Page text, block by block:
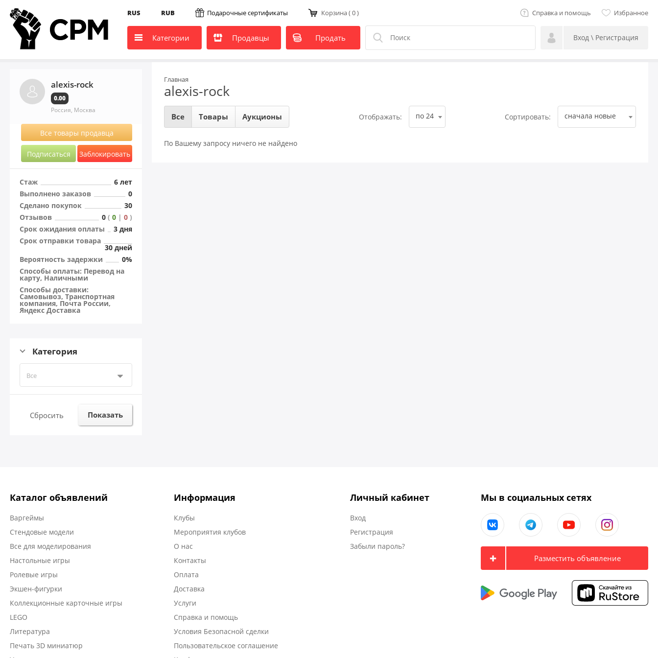
Справка и помощь Избранное
RUS RUB Подарочные сертификаты Корзина( 0 )
Категории Продавцы Продать Вход \ Регистрация
alexis-rock
0.00
Россия, Москва
Все товары продавца
Подписаться Заблокировать
Стаж
6 лет
0
Выполнено заказов
30
Сделано покупок
0 ( 0 | 0 )
Отзывов
Cрок ожидания оплаты
3 дня
Cрок отправки товара
30 дней
0%
Вероятность задержки
Способы оплаты: Перевод на
карту, Наличными
Способы доставки:
Самовывоз, Транспортная
компания, Почта России,
Яндекс Доставка
Категория
Все
Сбросить Показать
Главная
alexis-rock
Все Товары Аукционы Отображать: по 24 Сортировать: сначала новые
По Вашему запросу ничего не найдено
Каталог объявлений
Варгеймы
Стендовые модели
Все для моделирования
Настольные игры
Ролевые игры
Экшен-фигурки
Коллекционные карточные игры
LEGO
Литература
Печать 3D миниатюр
Информация
Клубы
Мероприятия клубов
О нас
Контакты
Оплата
Доставка
Услуги
Справка и помощь
Условия Безопасной сделки
Пользовательское соглашение
Личный кабинет
Вход
Регистрация
Забыли пароль?
Мы в социальных сетях
Разместить объявление